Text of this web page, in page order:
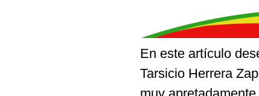
En este artículo
Tarsicio Herrera